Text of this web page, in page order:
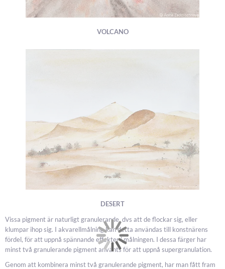
VOLCANO
DESERT
Vissa pigment är naturligt granulerande, dvs att de flockar sig, eller
klumpar ihop sig. I akvarellmålning kan detta användas till konstnärens
fördel, för att uppnå spännande effekter i målningen. I dessa färger har
minst två granulerande pigment använts för att uppnå supergranulation.
Genom att kombinera minst två granulerande pigment, har man fått fram